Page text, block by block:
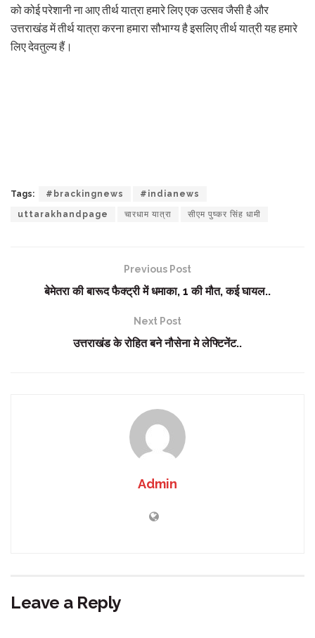
को कोई परेशानी ना आए तीर्थ यात्रा हमारे लिए एक उत्सव जैसी है और
उत्तराखंड में तीर्थ यात्रा करना हमारा सौभाग्य है इसलिए तीर्थ यात्री यह हमारे
लिए देवतुल्य हैं।
Tags: #brackingnews #indianews
uttarakhandpage चारधाम यात्रा सीएम पुष्कर सिंह धामी
Previous Post
बेमेतरा की बारूद फैक्ट्री में धमाका, 1 की मौत, कई घायल..
Next Post
उत्तराखंड के रोहित बने नौसेना मे लेफ्टिनेंट..
Admin
Leave a Reply